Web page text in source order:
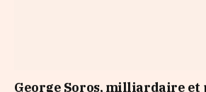
George Soros, milliardaire et